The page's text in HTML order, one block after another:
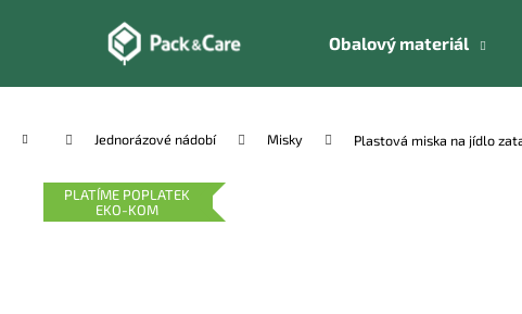
Obalový materiál
Domů Jednorázové nádobí Misky Plastová miska na jídlo
PLATÍME POPLATEK
EKO-KOM
í
Zpět
do
Zpět
do